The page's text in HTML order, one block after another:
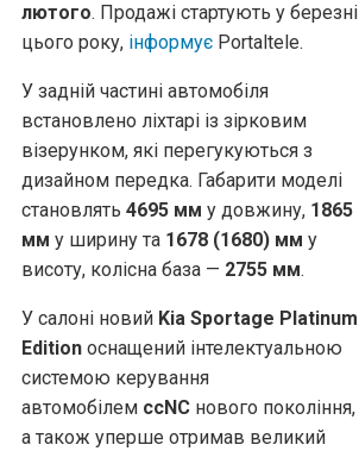
лютого. Продажі стартують у березні
цього року, інформує Рortaltele.
У задній частині автомобіля
встановлено ліхтарі із зірковим
візерунком, які перегукуються з
дизайном передка. Габарити моделі
становлять 4695 мм у довжину, 1865
мм у ширину та 1678 (1680) мм у
висоту, колісна база — 2755 мм.
У салоні новий Kia Sportage Platinum
Edition оснащений інтелектуальною
системою керування
автомобілем ccNC нового покоління,
а також уперше отримав великий